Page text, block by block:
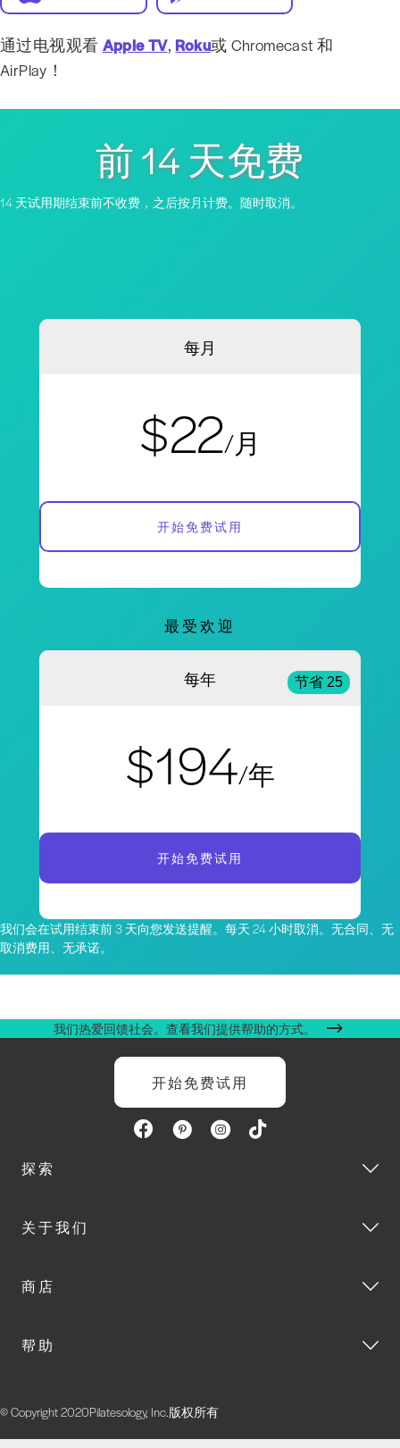
通过电视观看 Apple TV, Roku或 Chromecast 和
AirPlay！
前 14 天免费
14 天试用期结束前不收费，之后按月计费。随时取消。
每月
$22/月
开始免费试用
最受欢迎
每年 节省 25
$194/年
开始免费试用
我们会在试用结束前 3 天向您发送提醒。每天 24 小时取消。无合同、无
取消费用、无承诺。
我们热爱回馈社会。查看我们提供帮助的方式。
开始免费试用
探索
关于我们
商店
帮助
© Copyright 2020Pilatesology, Inc.版权所有